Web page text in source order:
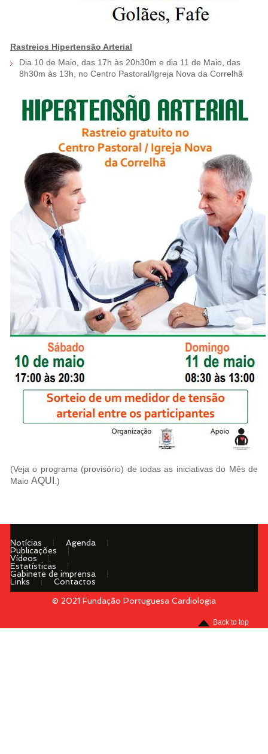
Rastreios Hipertensão Arterial
Dia 10 de Maio, das 17h às 20h30m e dia 11 de Maio, das
8h30m às 13h, no Centro Pastoral/Igreja Nova da Correlhã
(Veja o programa (provisório) de todas as iniciativas do Mês de
Maio AQUI.)
Notícias
Agenda
Publicações
Vídeos
Estatísticas
Gabinete de imprensa
Links
Contactos
© 2021 Fundação Portuguesa Cardiologia
Back to top